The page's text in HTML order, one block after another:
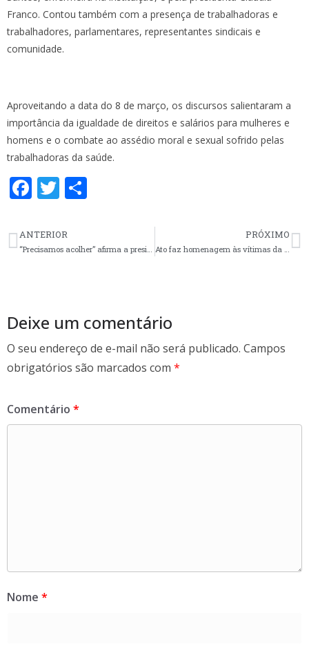
Franco. Contou também com a presença de trabalhadoras e
trabalhadores, parlamentares, representantes sindicais e
comunidade.
Aproveitando a data do 8 de março, os discursos salientaram a
importância da igualdade de direitos e salários para mulheres e
homens e o combate ao assédio moral e sexual sofrido pelas
trabalhadoras da saúde.
F
e
b
k
T
itt
er e
ANTERIOR
“Precisamos acolher” afirma a presidenta do SERGS, em evento do Coren-RS no Dia da Mulher
PRÓXIMO
Ato faz homenagem às vítimas da Covid e entidades pedem políticas públicas para enfrentamento das consequências das pandemia
Deixe um comentário
O seu endereço de e-mail não será publicado. Campos
obrigatórios são marcados com *
Comentário *
Nome *